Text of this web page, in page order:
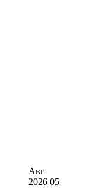
Авг
2026 05